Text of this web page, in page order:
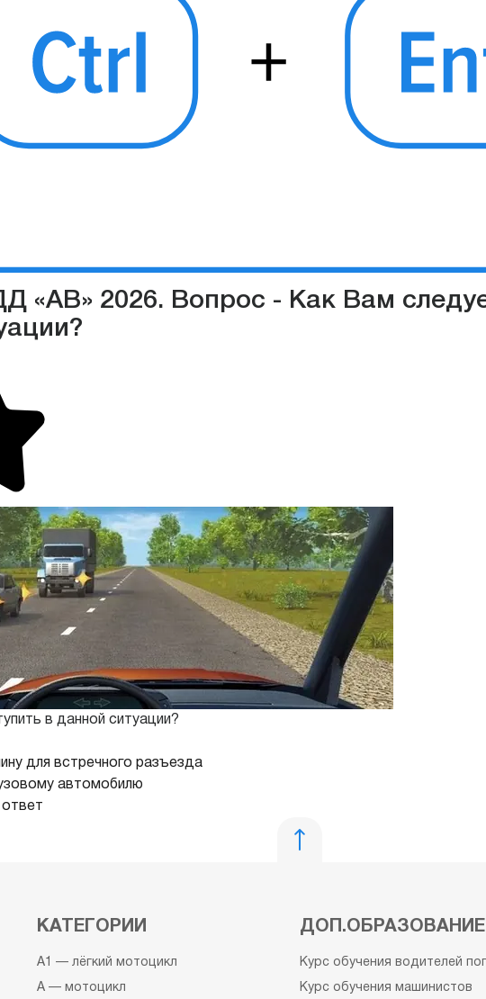
«АВ» 2026. Вопрос - Как Вам
в данной ситуации?
для встречного разъезда
автомобилю
ответ
КАТЕГОРИИ
A1 — лёгкий мотоцикл
A — мотоцикл
ДОП.ОБРАЗОВАНИЕ
Курс обучения водителей
Курс обучения машинистов